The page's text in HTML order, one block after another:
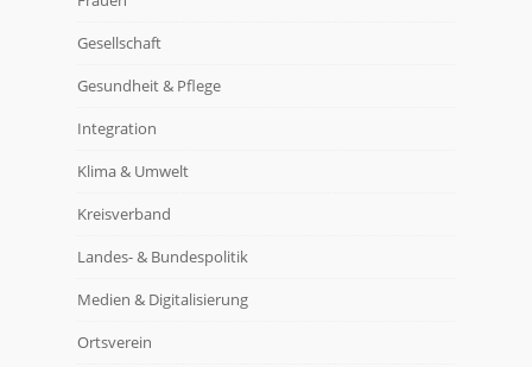
Gesellschaft
Gesundheit & Pflege
Integration
Klima & Umwelt
Kreisverband
Landes- & Bundespolitik
Medien & Digitalisierung
Ortsverein